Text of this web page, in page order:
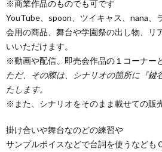
※商業作品のものでも可です
YouTube、spoon、ツイキャス、nana、
会用の商品、舞台や学園祭の出し物、リ
いいただけます。
※動画や配信、即売会作品の１コーナー
ただ、その際は、シナリオの箇所に『鍵
たします。
※また、シナリオをそのまま載せての販
掛け合いや舞台なのどの練習や
サンプルボイスなどで台詞を使うなども